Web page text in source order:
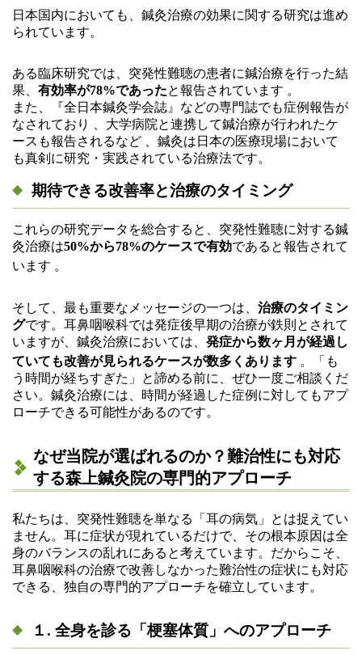
日本国内においても、鍼灸治療の効果に関する研究は進め
られています。
ある臨床研究では、突発性難聴の患者に鍼治療を行った結
果、 有効率が78%であったと報告されています 。
また、『全日本鍼灸学会誌』などの専門誌でも症例報告が
なされており 、大学病院と連携して鍼治療が行われたケ
ースも報告されるなど 、鍼灸は日本の医療現場において
も真剣に研究・実践されている治療法です。
期待できる改善率と治療のタイミング
これらの研究データを総合すると、突発性難聴に対する鍼
灸治療は50%から78%のケースで有効であると報告されて
います 。
そして、最も重要なメッセージの一つは、 治療のタイミン
グです。耳鼻咽喉科では発症後早期の治療が鉄則とされて
いますが、鍼灸治療においては、 発症から数ヶ月が経過し
ていても改善が見られるケースが数多くあります 。「も
う時間が経ちすぎた」と諦める前に、ぜひ一度ご相談くだ
さい。鍼灸治療には、時間が経過した症例に対してもアプ
ローチできる可能性があるのです。
なぜ当院が選ばれるのか？難治性にも対応
する森上鍼灸院の専門的アプローチ
私たちは、突発性難聴を単なる「耳の病気」とは捉えてい
ません。耳に症状が現れているだけで、その根本原因は全
身のバランスの乱れにあると考えています。だからこそ、
耳鼻咽喉科の治療で改善しなかった難治性の症状にも対応
できる、独自の専門的アプローチを確立しています。
１. 全身を診る「梗塞体質」へのアプローチ